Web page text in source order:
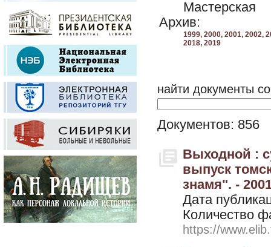
Мастерская
Архив:
1999, 2000, 2001, 2002,
2018, 2019
найти документы
Документов: 856
Выходной :
выпуск
знамя". -
Дата
Количество
https://